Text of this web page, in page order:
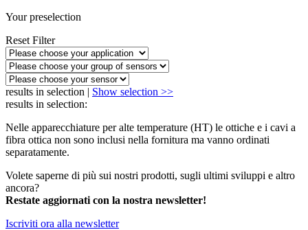
Your preselection
Reset Filter
results in selection | Show selection >>
results in selection:
Nelle apparecchiature per alte temperature (HT) le ottiche e i cavi a
fibra ottica non sono inclusi nella fornitura ma vanno ordinati
separatamente.
Volete saperne di più sui nostri prodotti, sugli ultimi sviluppi e altro
ancora?
Restate aggiornati con la nostra newsletter!
Iscriviti ora alla newsletter